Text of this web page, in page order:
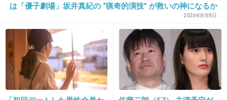
29. 匿名 2026/06/03(水) 09:38:14
>>22
ローソンも似たようなものだよ
は「優子劇場」坂井真紀の “猟奇的演技” が救いの神になるか
2026年8月8日